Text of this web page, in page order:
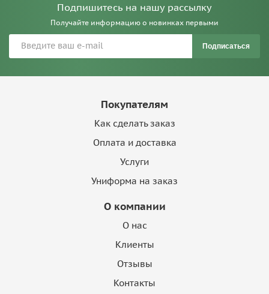
Подпишитесь на нашу рассылку
Получайте информацию о новинках первыми
Подписаться
Покупателям
Как сделать заказ
Оплата и доставка
Услуги
Униформа на заказ
О компании
О нас
Клиенты
Отзывы
Контакты